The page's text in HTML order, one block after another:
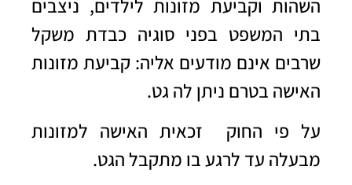
השהות וקביעת מזונות לילדים, ניצבים
בתי המשפט בפני סוגיה כבדת משקל
שרבים אינם מודעים אליה: קביעת מזונות
האישה בטרם ניתן לה גט.
על פי החוק זכאית האישה למזונות
מבעלה עד לרגע בו מתקבל הגט.